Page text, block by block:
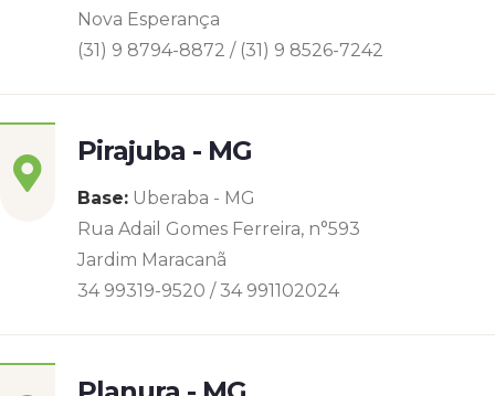
Nova Esperança
(31) 9 8794-8872 / (31) 9 8526-7242
Pirajuba - MG
Base: Uberaba - MG
Rua Adail Gomes Ferreira, n°593
Jardim Maracanã
34 99319-9520 / 34 991102024